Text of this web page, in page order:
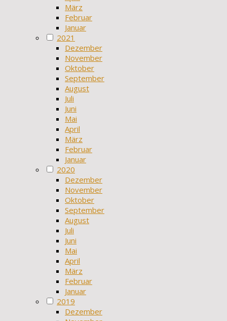
März
Februar
Januar
2021
Dezember
November
Oktober
September
August
Juli
Juni
Mai
April
März
Februar
Januar
2020
Dezember
November
Oktober
September
August
Juli
Juni
Mai
April
März
Februar
Januar
2019
Dezember